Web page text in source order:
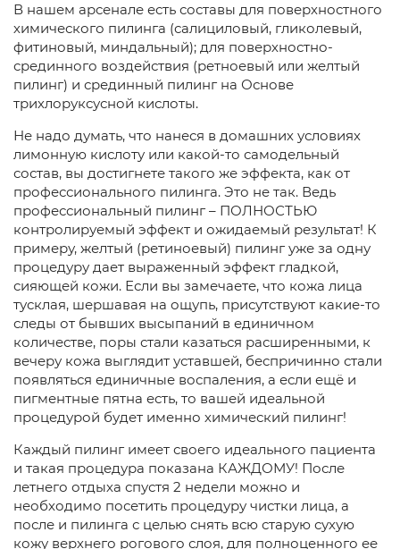
В нашем арсенале есть составы для поверхностного
химического пилинга (салициловый, гликолевый,
фитиновый, миндальный); для поверхностно-
срединного воздействия (ретноевый или желтый
пилинг) и срединный пилинг на Основе
трихлоруксусной кислоты.
Не надо думать, что нанеся в домашних условиях
лимонную кислоту или какой-то самодельный
состав, вы достигнете такого же эффекта, как от
профессионального пилинга. Это не так. Ведь
профессиональный пилинг – ПОЛНОСТЬЮ
контролируемый эффект и ожидаемый результат! К
примеру, желтый (ретиноевый) пилинг уже за одну
процедуру дает выраженный эффект гладкой,
сияющей кожи. Если вы замечаете, что кожа лица
тусклая, шершавая на ощупь, присутствуют какие-то
следы от бывших высыпаний в единичном
количестве, поры стали казаться расширенными, к
вечеру кожа выглядит уставшей, беспричинно стали
появляться единичные воспаления, а если ещё и
пигментные пятна есть, то вашей идеальной
процедурой будет именно химический пилинг!
Каждый пилинг имеет своего идеального пациента
и такая процедура показана КАЖДОМУ! После
летнего отдыха спустя 2 недели можно и
необходимо посетить процедуру чистки лица, а
после и пилинга с целью снять всю старую сухую
кожу верхнего рогового слоя, для полноценного ее